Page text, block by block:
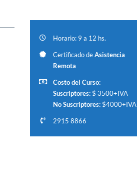
Horario: 9 a 12 hs.
Certificado deAsistencia
Remota
Costo del Curso:
Suscriptores:$ 3500+IVA
No Suscriptores:$4000+IVA
2915 8866